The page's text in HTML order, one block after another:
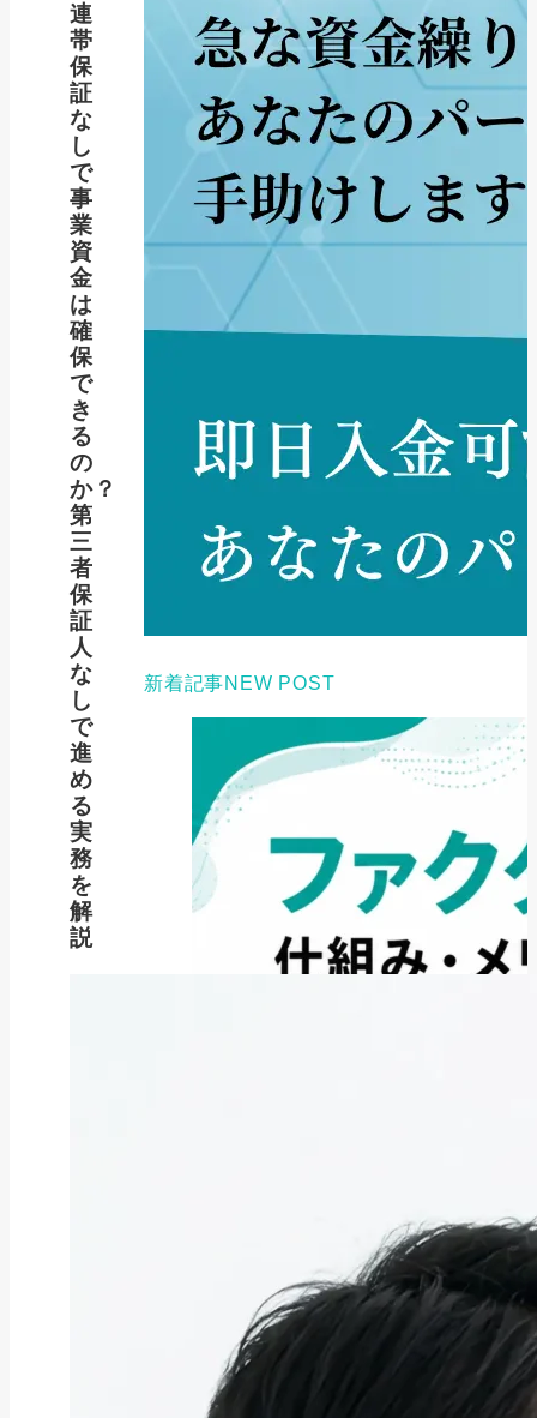
連
帯
保
証
な
し
で
事
業
資
金
は
確
保
で
き
る
の
か？
第
三
者
保
証
人
な
し
で
進
め
る
実
務
を
解
説
新着記事NEW POST